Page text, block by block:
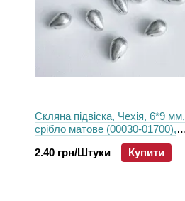
Скляна підвіска, Чехія, 6*9 мм,
срібло матове (00030-01700),
2.40 грн/Штуки
Купити